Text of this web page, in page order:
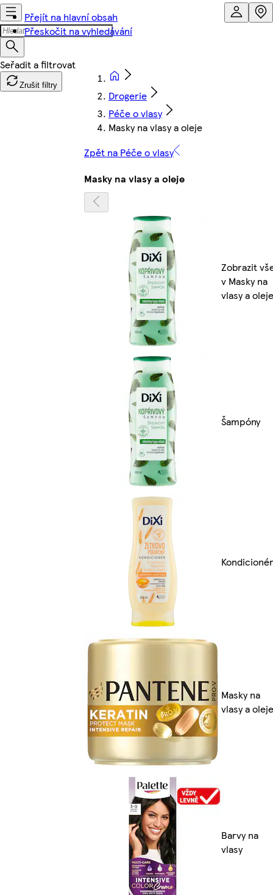
Přejít na hlavní obsah
Přeskočit na vyhledávání
Zrušit filtry
Drogerie
Péče o vlasy
Masky na vlasy a oleje
Zpět na Péče o vlasy
Masky na vlasy a oleje
Zobrazit
v Masky na
vlasy a oleje
Šampóny
Masky na
vlasy a oleje
Barvy na
vlasy